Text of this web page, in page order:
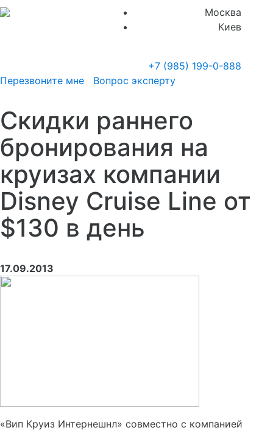
Москва
Киев
+7 (985) 199-0-888
Перезвоните мне
Вопрос эксперту
Скидки раннего
бронирования на
круизах компании
Disney Cruise Line от
$130 в день
17.09.2013
«Вип Круиз Интернешнл» совместно с компанией